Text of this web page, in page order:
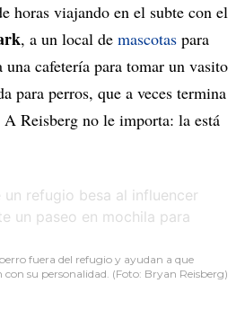
horas viajando en el subte con el
, a un local de mascotas para
cafetería para tomar un vasito
para perros, que a veces termina
Reisberg no le importa: la está
fuera del refugio y ayudan a que
su personalidad. (Foto: Bryan Reisberg)